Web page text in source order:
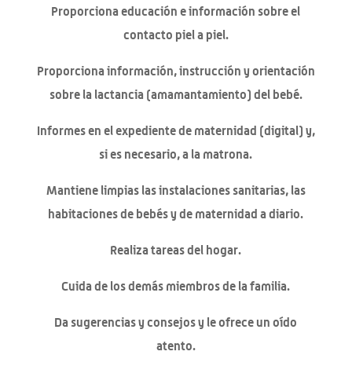
Proporciona educación e información sobre el
contacto piel a piel.
Proporciona información, instrucción y orientación
sobre la lactancia (amamantamiento) del bebé.
Informes en el expediente de maternidad (digital) y,
si es necesario, a la matrona.
Mantiene limpias las instalaciones sanitarias, las
habitaciones de bebés y de maternidad a diario.
Realiza tareas del hogar.
Cuida de los demás miembros de la familia.
Da sugerencias y consejos y le ofrece un oído
atento.